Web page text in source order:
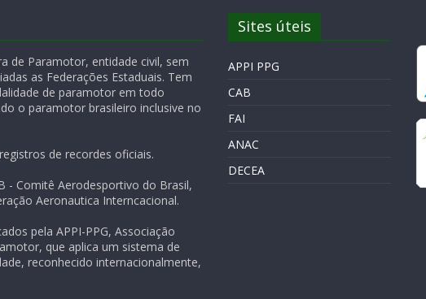
de Paramotor, entidade civil, sem
as Federações Estaduais. Tem
de paramotor em todo
o paramotor brasileiro inclusive no
de recordes oficiais.
- Comitê Aerodesportivo do Brasil,
Aeronautica Interncacional.
pela APPI-PPG, Associação
que aplica um sistema de
reconhecido internacionalmente,
Sites úteis
APPI PPG
CAB
FAI
ANAC
DECEA